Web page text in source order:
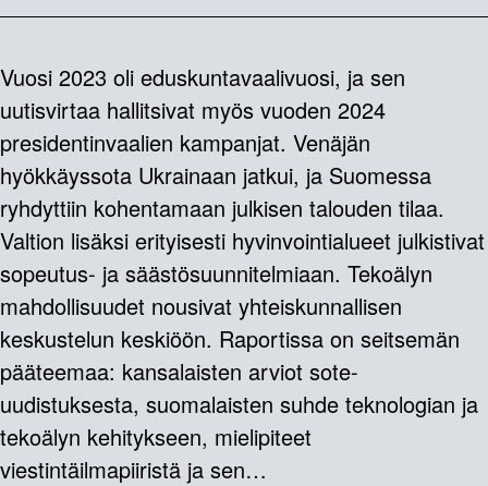
Vuosi 2023 oli eduskuntavaalivuosi, ja sen
uutisvirtaa hallitsivat myös vuoden 2024
presidentinvaalien kampanjat. Venäjän
hyökkäyssota Ukrainaan jatkui, ja Suomessa
ryhdyttiin kohentamaan julkisen talouden tilaa.
Valtion lisäksi erityisesti hyvinvointialueet julkistivat
sopeutus- ja säästösuunnitelmiaan. Tekoälyn
mahdollisuudet nousivat yhteiskunnallisen
keskustelun keskiöön. Raportissa on seitsemän
pääteemaa: kansalaisten arviot sote-
uudistuksesta, suomalaisten suhde teknologian ja
tekoälyn kehitykseen, mielipiteet
viestintäilmapiiristä ja sen…